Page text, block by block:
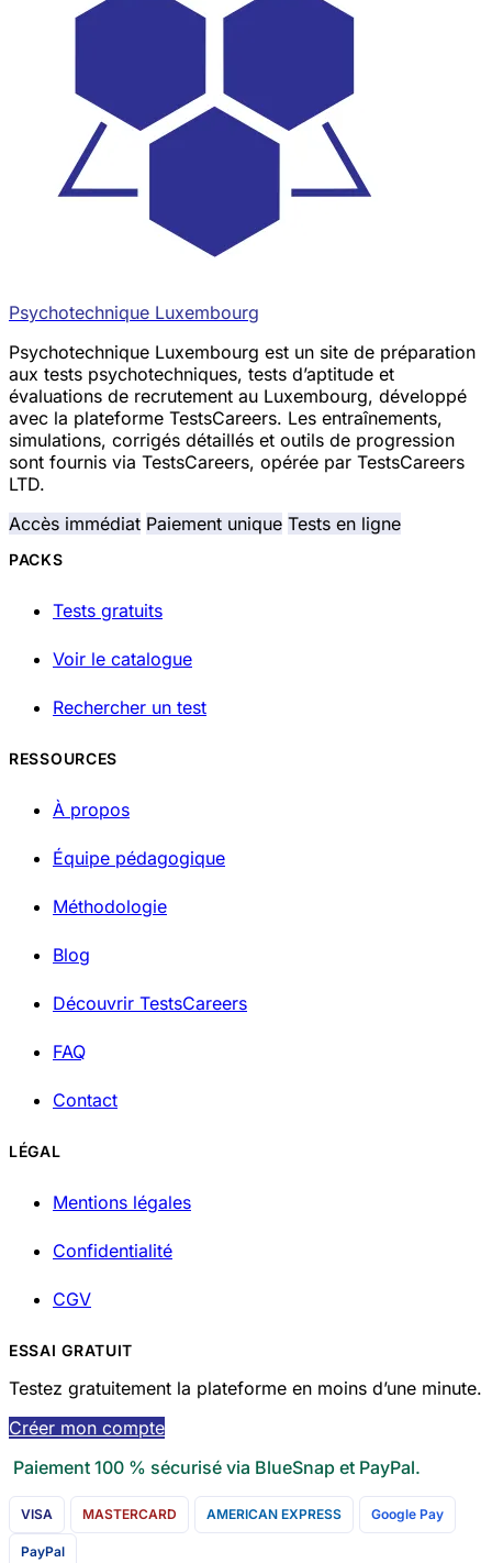
Psychotechnique Luxembourg
Psychotechnique Luxembourg est un site de préparation
aux tests psychotechniques, tests d’aptitude et
évaluations de recrutement au Luxembourg, développé
avec la plateforme TestsCareers. Les entraînements,
simulations, corrigés détaillés et outils de progression
sont fournis via TestsCareers, opérée par TestsCareers
LTD.
Accès immédiat Paiement unique Tests en ligne
PACKS
Tests gratuits
Voir le catalogue
Rechercher un test
RESSOURCES
À propos
Équipe pédagogique
Méthodologie
Blog
Découvrir TestsCareers
FAQ
Contact
LÉGAL
Mentions légales
Confidentialité
CGV
ESSAI GRATUIT
Testez gratuitement la plateforme en moins d’une minute.
Créer mon compte
Paiement 100 % sécurisé via BlueSnap et PayPal.
VISA MASTERCARD AMERICAN EXPRESS Google Pay
PayPal